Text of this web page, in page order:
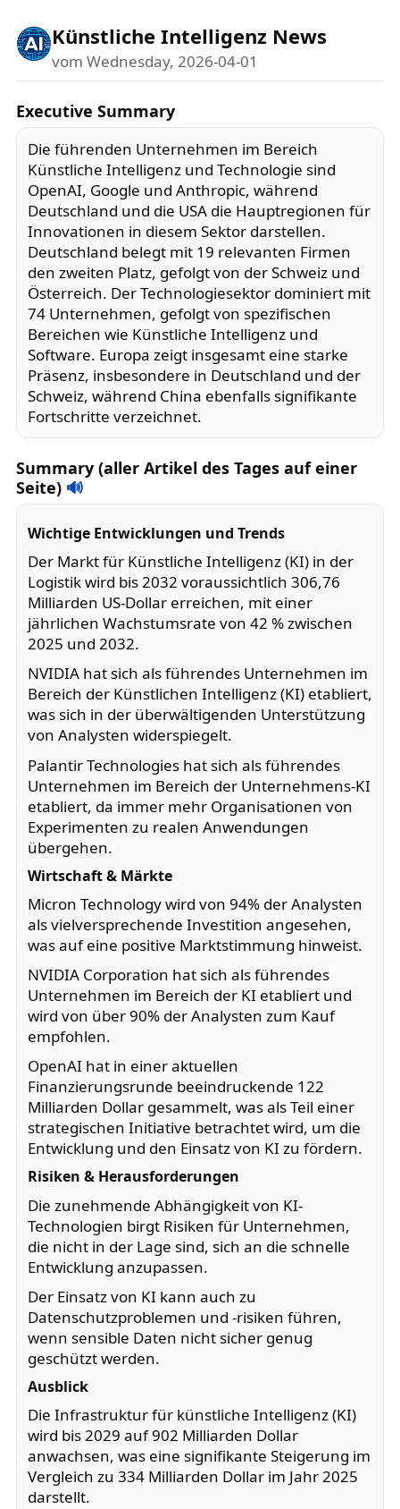
Künstliche Intelligenz News
vom Wednesday, 2026-04-01
Executive Summary
Die führenden Unternehmen im Bereich
Künstliche Intelligenz und Technologie sind
OpenAI, Google und Anthropic, während
Deutschland und die USA die Hauptregionen für
Innovationen in diesem Sektor darstellen.
Deutschland belegt mit 19 relevanten Firmen
den zweiten Platz, gefolgt von der Schweiz und
Österreich. Der Technologiesektor dominiert mit
74 Unternehmen, gefolgt von spezifischen
Bereichen wie Künstliche Intelligenz und
Software. Europa zeigt insgesamt eine starke
Präsenz, insbesondere in Deutschland und der
Schweiz, während China ebenfalls signifikante
Fortschritte verzeichnet.
Summary (aller Artikel des Tages auf einer
Seite) 🔊
Wichtige Entwicklungen und Trends
Der Markt für Künstliche Intelligenz (KI) in der
Logistik wird bis 2032 voraussichtlich 306,76
Milliarden US-Dollar erreichen, mit einer
jährlichen Wachstumsrate von 42 % zwischen
2025 und 2032.
NVIDIA hat sich als führendes Unternehmen im
Bereich der Künstlichen Intelligenz (KI) etabliert,
was sich in der überwältigenden Unterstützung
von Analysten widerspiegelt.
Palantir Technologies hat sich als führendes
Unternehmen im Bereich der Unternehmens-KI
etabliert, da immer mehr Organisationen von
Experimenten zu realen Anwendungen
übergehen.
Wirtschaft & Märkte
Micron Technology wird von 94% der Analysten
als vielversprechende Investition angesehen,
was auf eine positive Marktstimmung hinweist.
NVIDIA Corporation hat sich als führendes
Unternehmen im Bereich der KI etabliert und
wird von über 90% der Analysten zum Kauf
empfohlen.
OpenAI hat in einer aktuellen
Finanzierungsrunde beeindruckende 122
Milliarden Dollar gesammelt, was als Teil einer
strategischen Initiative betrachtet wird, um die
Entwicklung und den Einsatz von KI zu fördern.
Risiken & Herausforderungen
Die zunehmende Abhängigkeit von KI-
Technologien birgt Risiken für Unternehmen,
die nicht in der Lage sind, sich an die schnelle
Entwicklung anzupassen.
Der Einsatz von KI kann auch zu
Datenschutzproblemen und -risiken führen,
wenn sensible Daten nicht sicher genug
geschützt werden.
Ausblick
Die Infrastruktur für künstliche Intelligenz (KI)
wird bis 2029 auf 902 Milliarden Dollar
anwachsen, was eine signifikante Steigerung im
Vergleich zu 334 Milliarden Dollar im Jahr 2025
darstellt.